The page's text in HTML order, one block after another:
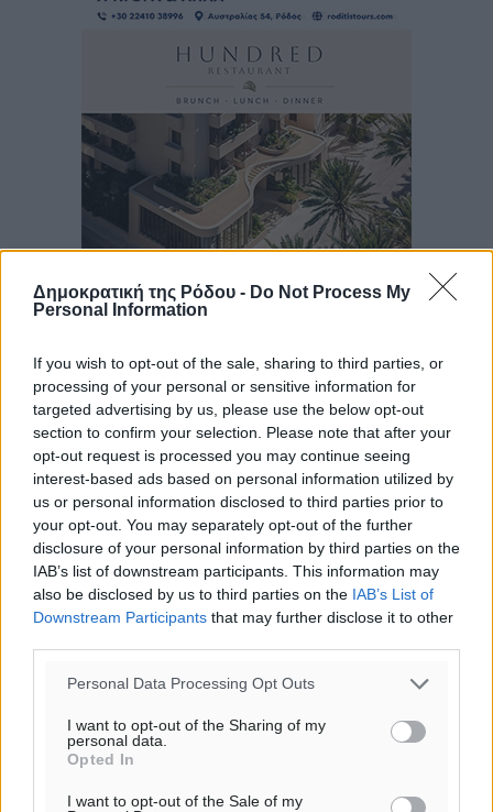
Δημοκρατική της Ρόδου - Do Not Process My
Personal Information
If you wish to opt-out of the sale, sharing to third parties, or
processing of your personal or sensitive information for
targeted advertising by us, please use the below opt-out
section to confirm your selection. Please note that after your
opt-out request is processed you may continue seeing
interest-based ads based on personal information utilized by
us or personal information disclosed to third parties prior to
your opt-out. You may separately opt-out of the further
disclosure of your personal information by third parties on the
IAB’s list of downstream participants. This information may
also be disclosed by us to third parties on the IAB’s List of
Downstream Participants that may further disclose it to other
Personal Data Processing Opt Outs
I want to opt-out of the Sharing of my
personal data.
Opted In
I want to opt-out of the Sale of my
Ροή ειδήσεων
ανηλίκους στη Ρόδο
Τοπικές Ειδήσεις πριν 8 λεπτά
12.272 παραβάσεις από την αστυνομία τον Ιούλιο